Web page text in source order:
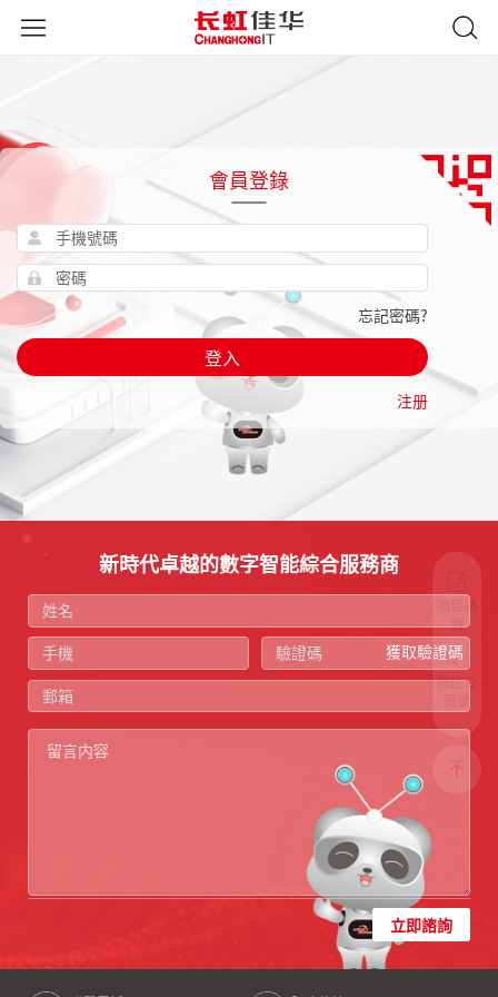
會員登錄
忘記密碼?
登入
注册
詢
微信公
新時代卓越的數字智能綜合服務商
獲取驗證碼
立即諮詢